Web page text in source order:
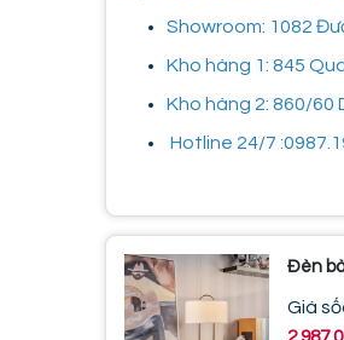
Showroom: 1082
Kho hàng 1: 845
Kho hàng 2: 860/60
Hotline 24/7
Đèn
Giá